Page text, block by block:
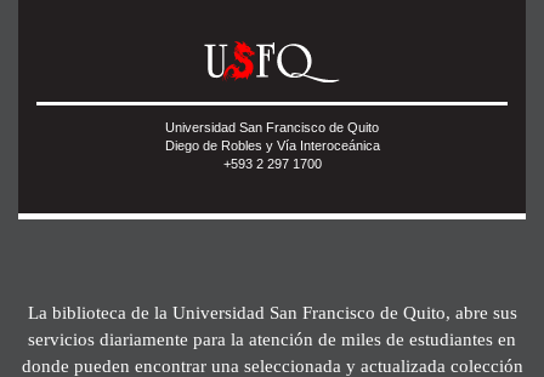
Universidad San Francisco de Quito
Diego de Robles y Vía Interoceánica
+593 2 297 1700
La biblioteca de la Universidad San Francisco de Quito, abre sus
servicios diariamente para la atención de miles de estudiantes en
donde pueden encontrar una seleccionada y actualizada colección